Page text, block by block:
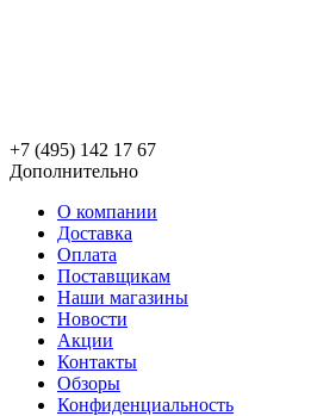
+7 (495) 142 17 67
Дополнительно
О компании
Доставка
Оплата
Поставщикам
Наши магазины
Новости
Акции
Контакты
Обзоры
Конфиденциальность